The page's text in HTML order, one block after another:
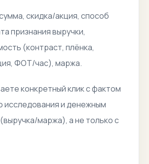
скидка/акция, способ
признания выручки,
(контраст, плёнка,
ФОТ/час), маржа.
конкретный клик с фактом
исследования и денежным
маржа), а не только с